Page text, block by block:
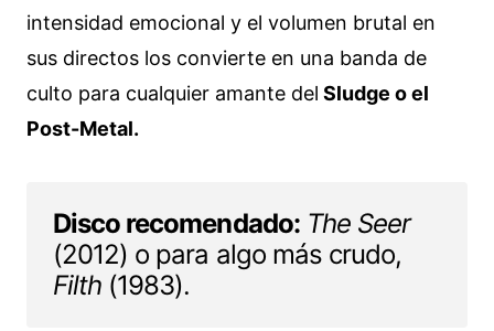
intensidad emocional y el volumen brutal en
sus directos los convierte en una banda de
culto para cualquier amante del Sludge o el
Post-Metal.
Disco recomendado: The Seer
(2012) o para algo más crudo,
Filth (1983).